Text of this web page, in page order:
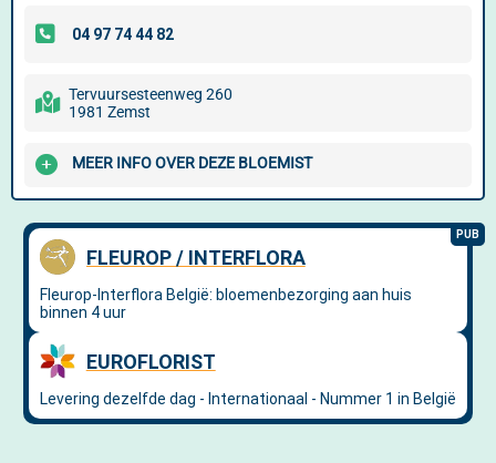
Tervuursesteenweg 260
1981 Zemst
MEER INFO OVER DEZE BLOEMIST